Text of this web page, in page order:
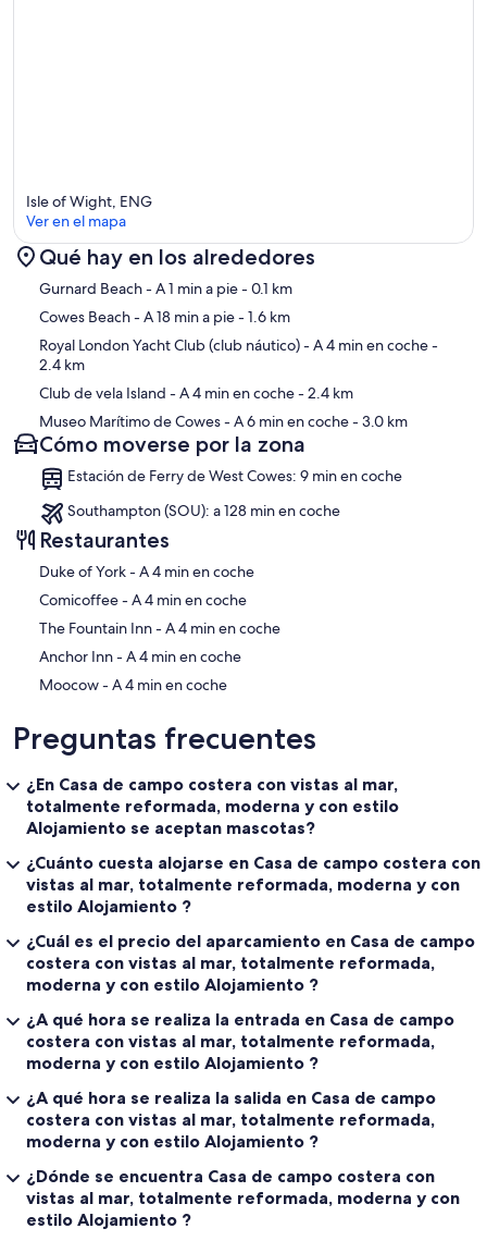
Mapa
Isle of Wight, ENG
Ver en el mapa
Qué hay en los alrededores
Gurnard Beach- A 1 min a pie- 0.1 km
Cowes Beach- A 18 min a pie- 1.6 km
Royal London Yacht Club (club náutico)- A 4 min en coche-
2.4 km
Club de vela Island - A 4 min en coche- 2.4 km
Museo Marítimo de Cowes- A 6 min en coche- 3.0 km
Cómo moverse por la zona
Estación de Ferry de West Cowes: 9 min en coche
Southampton (SOU): a 128 min en coche
Restaurantes
‪Duke of York - ‬A 4 min en coche
‪Comicoffee - ‬A 4 min en coche
‪The Fountain Inn - ‬A 4 min en coche
‪Anchor Inn - ‬A 4 min en coche
‪Moocow - ‬A 4 min en coche
Preguntas frecuentes
¿En Casa de campo costera con vistas al mar,
totalmente reformada, moderna y con estilo
Alojamiento se aceptan mascotas?
¿Cuánto cuesta alojarse en Casa de campo costera con
vistas al mar, totalmente reformada, moderna y con
estilo Alojamiento ?
¿Cuál es el precio del aparcamiento en Casa de campo
costera con vistas al mar, totalmente reformada,
moderna y con estilo Alojamiento ?
¿A qué hora se realiza la entrada en Casa de campo
costera con vistas al mar, totalmente reformada,
moderna y con estilo Alojamiento ?
¿A qué hora se realiza la salida en Casa de campo
costera con vistas al mar, totalmente reformada,
moderna y con estilo Alojamiento ?
¿Dónde se encuentra Casa de campo costera con
vistas al mar, totalmente reformada, moderna y con
estilo Alojamiento ?